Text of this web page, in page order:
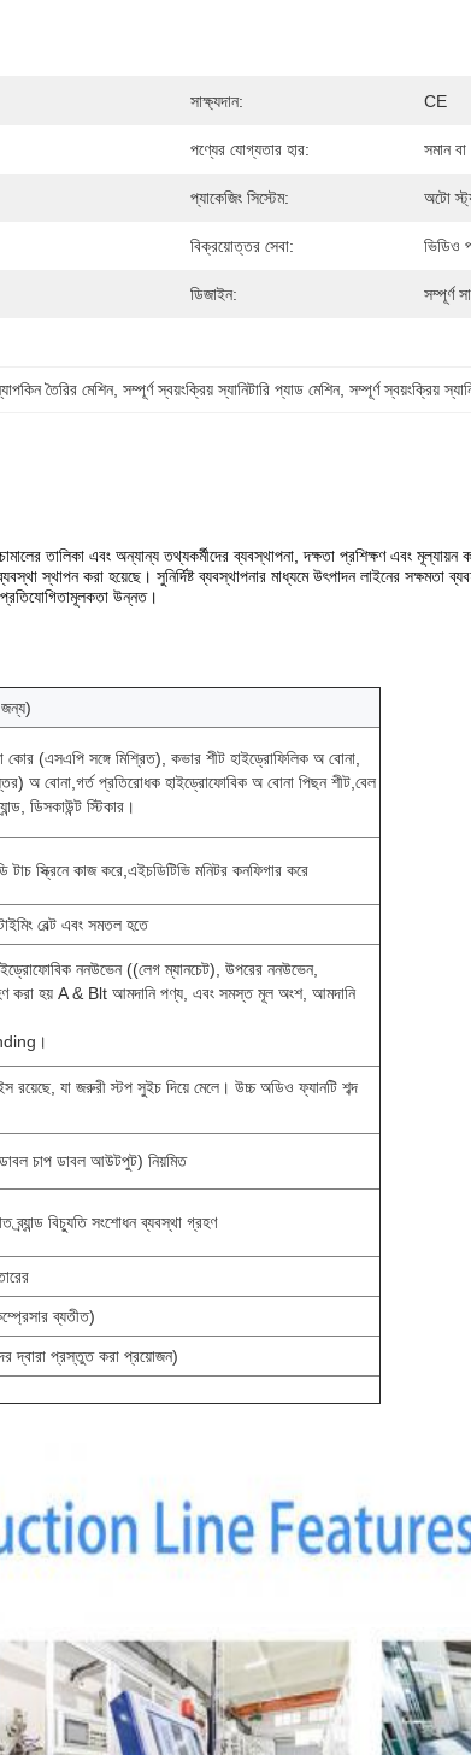
সাক্ষ্যদান: CE
পণ্যের যোগ্যতার হার: সমান
প্যাকেজিং সিস্টেম: অটো
বিক্রয়োত্তর সেবা: ভিডিও
ডিজাইন: সম্পূর্ণ
তৈরির মেশিন, সম্পূর্ণ স্বয়ংক্রিয় স্যানিটারি প্যাড মেশিন, সম্পূর্ণ স্বয়ংক্রিয়
তালিকা এবং অন্যান্য তথ্যকর্মীদের ব্যবস্থাপনা, দক্ষতা প্রশিক্ষণ এবং
স্থাপন করা হয়েছে। সুনির্দিষ্ট ব্যবস্থাপনার মাধ্যমে উৎপাদন লাইনের সক্ষমতা
প্রতিযোগিতামূলকতা উন্নত।
কোর (এসএপি সঙ্গে মিশ্রিত), কভার শীট হাইড্রোফিলিক অ বোনা,
অ বোনা,গর্ত প্রতিরোধক হাইড্রোফোবিক অ বোনা পিছন শীট,বেল
ডিসকাউন্ট স্টিকার।
স্ক্রিনে কাজ করে,এইচডিটিভি মনিটর কনফিগার করে
বেল্ট এবং সমতল হতে
ননউভেন ((লেগ ম্যানচেট), উপরের ননউভেন,
করা হয় A & Blt আমদানি পণ্য, এবং সমস্ত মূল অংশ, আমদানি
রয়েছে, যা জরুরী স্টপ সুইচ দিয়ে মেলে। উচ্চ অডিও ফ্যানটি শব্দ
(ডাবল চাপ ডাবল আউটপুট) নিয়মিত
বিচ্যুতি সংশোধন ব্যবস্থা গ্রহণ
ব্যতীত)
দ্বারা প্রস্তুত করা প্রয়োজন)